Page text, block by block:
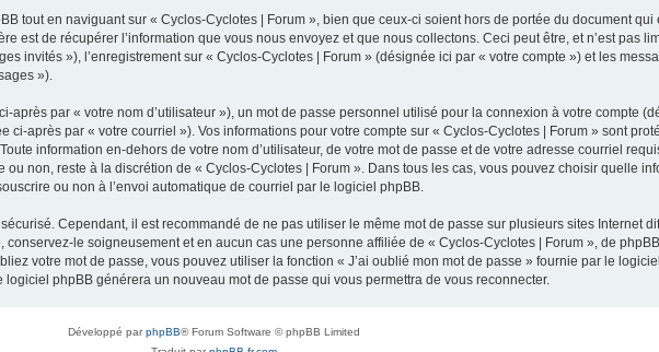
tout en naviguant sur « Cyclos-Cyclotes | Forum », bien que ceux-ci soient hors de portée du document qui
est de récupérer l’information que vous nous envoyez et que nous collectons. Ceci peut être, et n’est pas
invités »), l’enregistrement sur « Cyclos-Cyclotes | Forum » (désignée ici par « votre compte ») et les
»).
par « votre nom d’utilisateur »), un mot de passe personnel utilisé pour la connexion à votre compte
après par « votre courriel »). Vos informations pour votre compte sur « Cyclos-Cyclotes | Forum » sont
information en-dehors de votre nom d’utilisateur, de votre mot de passe et de votre adresse courriel
ou non, reste à la discrétion de « Cyclos-Cyclotes | Forum ». Dans tous les cas, vous pouvez choisir quelle
ou non à l’envoi automatique de courriel par le logiciel phpBB.
Cependant, il est recommandé de ne pas utiliser le même mot de passe sur plusieurs sites Internet
le soigneusement et en aucun cas une personne affiliée de « Cyclos-Cyclotes | Forum », de
votre mot de passe, vous pouvez utiliser la fonction « J’ai oublié mon mot de passe » fournie par le
phpBB générera un nouveau mot de passe qui vous permettra de vous reconnecter.
Développé parphpBB® Forum Software © phpBB Limited